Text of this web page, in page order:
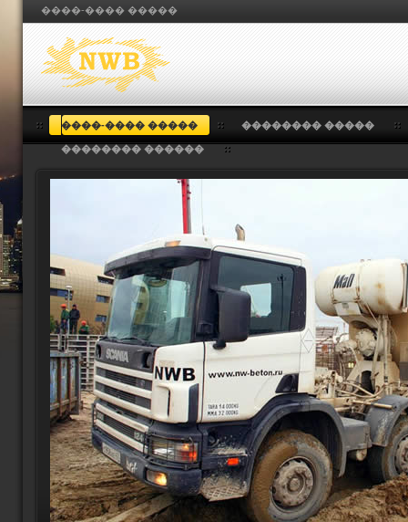
����-���� �����
����-���� ����� �������� �����
�������� ������